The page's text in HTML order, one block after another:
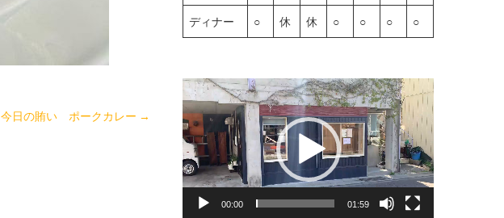
今日の賄い ポークカレー →
ディナー ○ 休 休 ○ ○ ○ ○
動
画
プ
レ
ー
ヤ
00:00 01:59